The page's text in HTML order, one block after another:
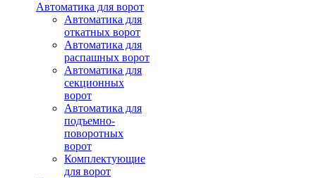
Автоматика для ворот
Автоматика для
откатных ворот
Автоматика для
распашных ворот
Автоматика для
секционных
ворот
Автоматика для
подъемно-
поворотных
ворот
Комплектующие
для ворот